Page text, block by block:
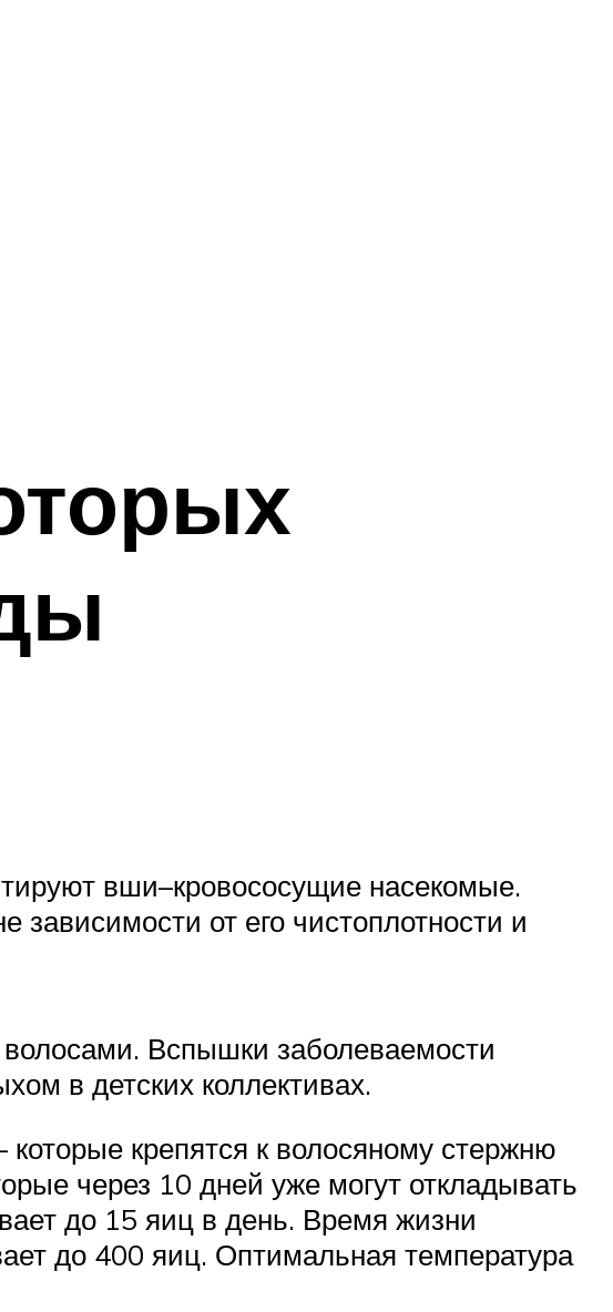
вши–кровососущие насекомые.
зависимости от его чистоплотности и
Вспышки заболеваемости
в детских коллективах.
крепятся к волосяному стержню
через 10 дней уже могут откладывать
до 15 яиц в день. Время жизни
до 400 яиц. Оптимальная температура